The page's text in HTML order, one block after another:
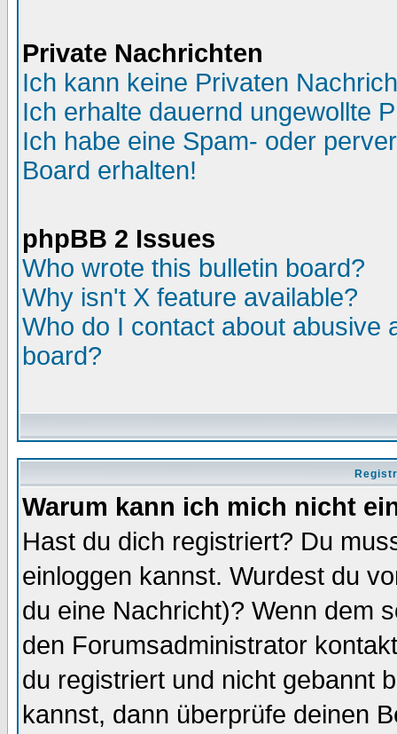
Private Nachrichten
Ich kann keine Privaten
Ich erhalte dauernd ungewollte
Ich habe eine Spam- oder
Board erhalten!
phpBB 2 Issues
Who wrote this bulletin board?
Why isn't X feature available?
Who do I contact about abusive
board?
Warum kann ich mich nicht
Hast du dich registriert? Du
einloggen kannst. Wurdest du
du eine Nachricht)? Wenn dem
den Forumsadministrator
du registriert und nicht gebannt
kannst, dann überprüfe deinen